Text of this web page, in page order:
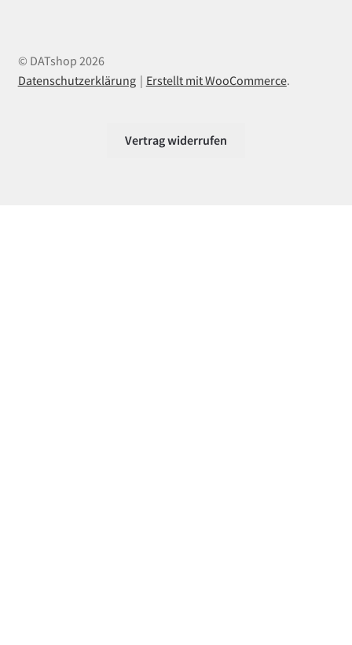
© DATshop 2026
Datenschutzerklärung
Erstellt mit WooCommerce.
Vertrag widerrufen